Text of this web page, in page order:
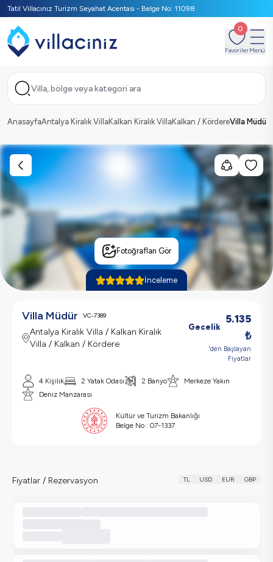
Tatil Villacınız Turizm Seyahat Acentası - Belge No: 11098
0
FavorilerMenü
Villa, bölge veya kategori ara
AnasayfaAntalya Kiralık VillaKalkan Kiralık VillaKalkan / KördereVilla Müdür
Fotoğrafları Gör
İnceleme
Villa Müdür VC-7389
Antalya Kiralık Villa / Kalkan Kiralık
Villa / Kalkan / Kördere
Gecelik
5.135
₺
'den Başlayan
Fiyatlar
4 Kişilik 2 Yatak Odası 2 Banyo
Merkeze Yakın
Deniz Manzarası
Kültür ve Turizm Bakanlığı
Belge No : 07-1337
Fiyatlar / Rezervasyon TL USD EUR GBP